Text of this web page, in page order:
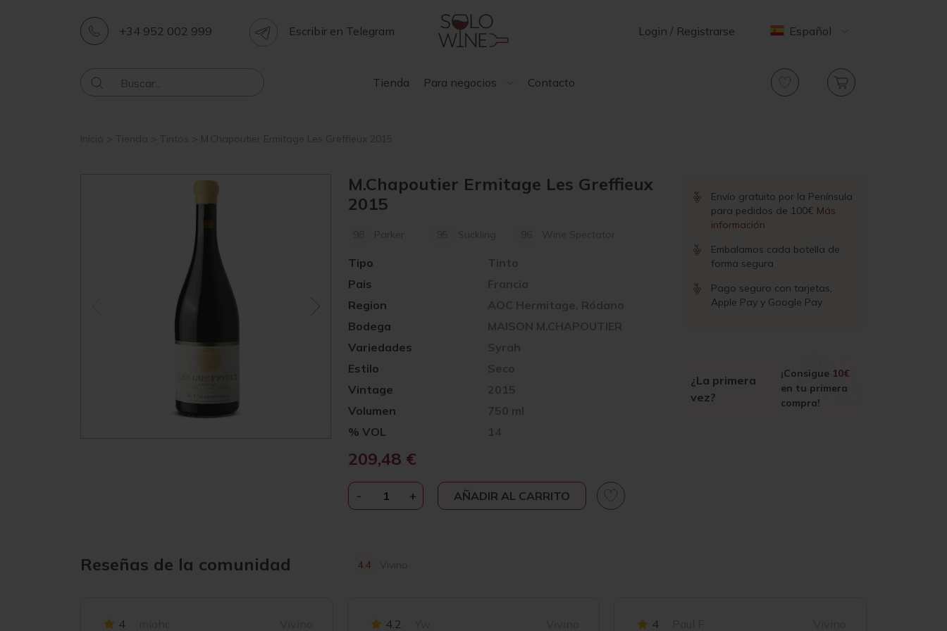
+34 952 002 999 Escribir en Telegram Login / Registrarse Español
Tienda Para negocios Contacto
Inicio Tienda Tintos M.Chapoutier Ermitage Les Greffieux 2015
M.Chapoutier Ermitage Les Greffieux
2015
Parker Suckling Wine Spectator
Pais Francia
Vintage 2015
Region AOC Hermitage, Ródano
Volumen 750 ml
Bodega MAISON M.CHAPOUTIER
% VOL 14
Variedades Syrah
Tipo Tinto
Estilo Seco
209,48 €
-M.CHAPOUTIER
ERMITAGE
2015
+ AÑADIR AL CARRITO
Envío gratuito por la Península
para pedidos de 100€ Más
información
Embalamos cada botella de
forma segura
Pago seguro con tarjetas,
Apple Pay y Google Pay
¿La primera
vez?
¡Consigue 10€
en tu primera
compra!
Reseñas de la comunidad 4.4 Vivino
4 4.2 4